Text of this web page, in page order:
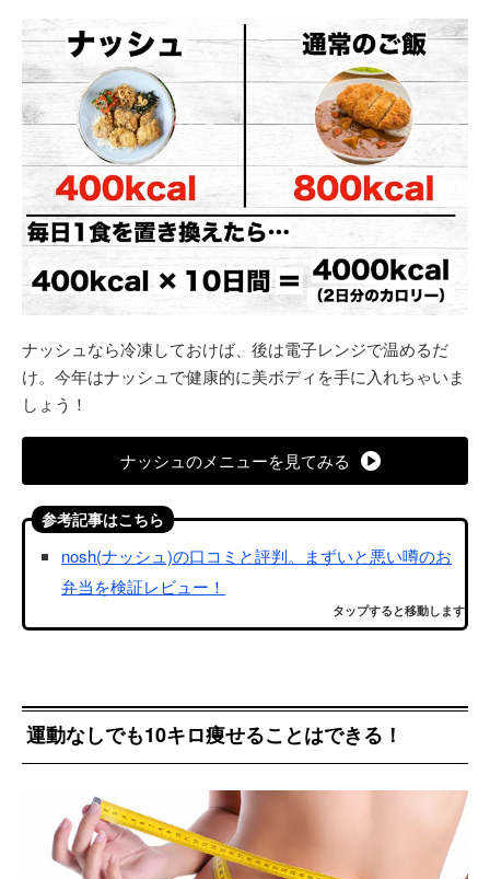
ナッシュなら冷凍しておけば、後は電子レンジで温めるだ
け。今年はナッシュで健康的に美ボディを手に入れちゃいま
しょう！
ナッシュのメニューを見てみる
参考記事はこちら
nosh(ナッシュ)の口コミと評判。まずいと悪い噂のお
弁当を検証レビュー！
タップすると移動します
運動なしでも10キロ痩せることはできる！